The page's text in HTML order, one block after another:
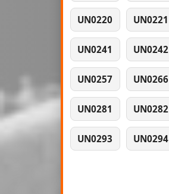
UN0220 UN0221
UN0241 UN0242
UN0257 UN0266
UN0281 UN0282
UN0293 UN0294